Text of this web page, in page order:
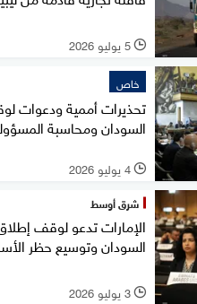
l 5 يوليو 2026
خاص
تحذيرات أممية ودعوات
السودان ومحاسبة
l 4 يوليو 2026
شرق أوسط
الإمارات تدعو لوقف
السودان وتوسيع حظر
l 3 يوليو 2026